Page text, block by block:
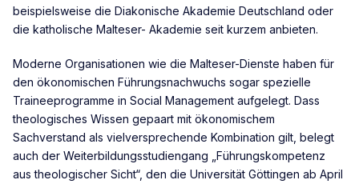
beispielsweise die Diakonische Akademie Deutschland oder
die katholische Malteser- Akademie seit kurzem anbieten.
Moderne Organisationen wie die Malteser-Dienste haben für
den ökonomischen Führungsnachwuchs sogar spezielle
Traineeprogramme in Social Management aufgelegt. Dass
theologisches Wissen gepaart mit ökonomischem
Sachverstand als vielversprechende Kombination gilt, belegt
auch der Weiterbildungsstudiengang „Führungskompetenz
aus theologischer Sicht“, den die Universität Göttingen ab April